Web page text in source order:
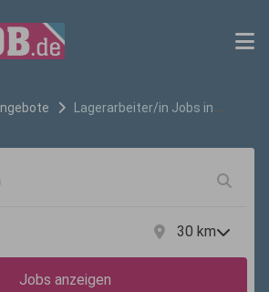
Lagerarbeiter/in Jobs in
30 km
Jobs anzeigen